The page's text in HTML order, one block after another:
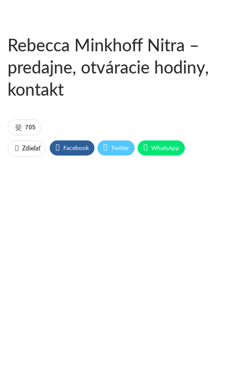
Rebecca Minkhoff Nitra –
predajne, otváracie hodiny,
kontakt
705
Zdieľať Facebook Twitter WhatsApp